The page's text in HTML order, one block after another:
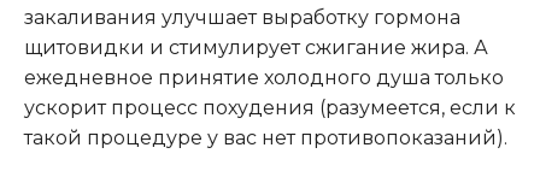
закаливания улучшает выработку гормона
щитовидки и стимулирует сжигание жира. А
ежедневное принятие холодного душа только
ускорит процесс похудения (разумеется, если к
такой процедуре у вас нет противопоказаний).